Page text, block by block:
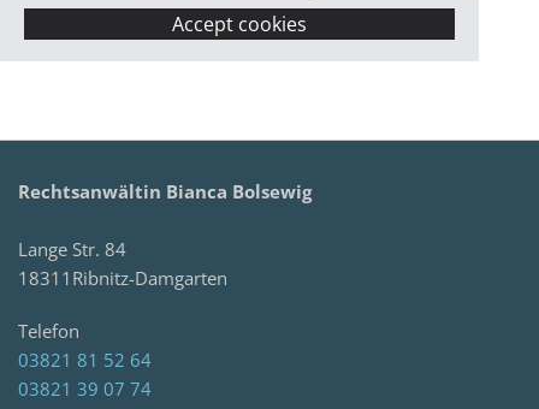
Accept cookies
Rechtsanwältin Bianca Bolsewig
Lange Str. 84
18311Ribnitz-Damgarten
Telefon
03821 81 52 64
03821 39 07 74